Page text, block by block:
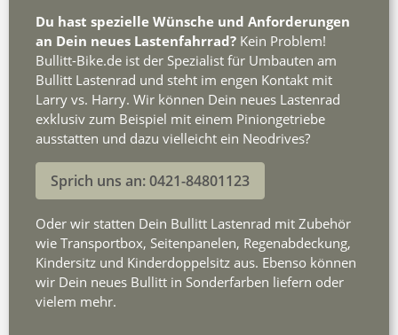
Du hast spezielle Wünsche und Anforderungen
an Dein neues Lastenfahrrad? Kein Problem!
Bullitt-Bike.de ist der Spezialist für Umbauten am
Bullitt Lastenrad und steht im engen Kontakt mit
Larry vs. Harry. Wir können Dein neues Lastenrad
exklusiv zum Beispiel mit einem Piniongetriebe
ausstatten und dazu vielleicht ein Neodrives?
Sprich uns an: 0421-84801123
Oder wir statten Dein Bullitt Lastenrad mit Zubehör
wie Transportbox, Seitenpanelen, Regenabdeckung,
Kindersitz und Kinderdoppelsitz aus. Ebenso können
wir Dein neues Bullitt in Sonderfarben liefern oder
vielem mehr.